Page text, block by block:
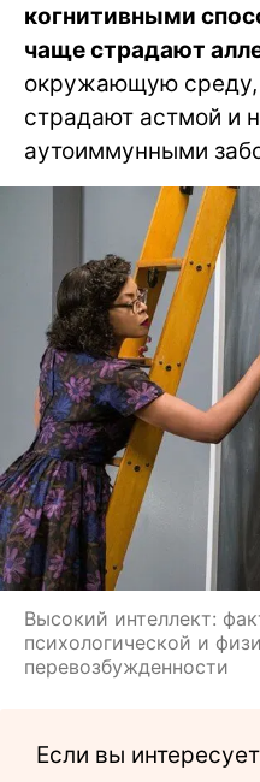
когнитивными
чаще страдают
окружающую среду,
страдают астмой и
аутоиммунными
Высокий интеллект:
психологической и
перевозбужденности
Если вы